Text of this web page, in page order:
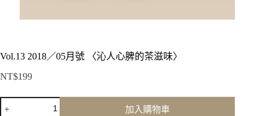
Vol.13 2018／05月號 〈沁人心脾的茶滋味〉
NT$199
Vol.13
2018
加入購物車